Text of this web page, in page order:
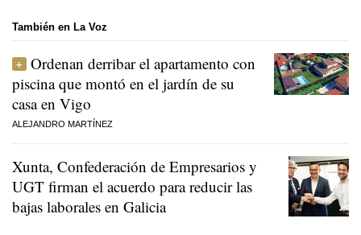
También en La Voz
Ordenan derribar el apartamento con
piscina que montó en el jardín de su
casa en Vigo
ALEJANDRO MARTÍNEZ
Xunta, Confederación de Empresarios y
UGT firman el acuerdo para reducir las
bajas laborales en Galicia